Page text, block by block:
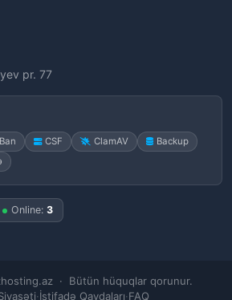
pr. 77
CSF ClamAV
Backup
Online: 3
· Bütün hüquqlar qorunur.
·İstifadə Qaydaları·FAQ